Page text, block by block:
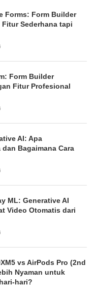
Forms: Form Builder
Sederhana tapi
Form Builder
Fitur Profesional
AI: Apa
dan Bagaimana Cara
ML: Generative AI
Video Otomatis dari
vs AirPods Pro (2nd
Nyaman untuk
hari?